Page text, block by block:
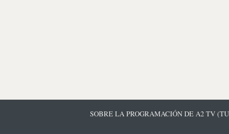
SOBRE LA PROGRAMACIÓN DE A2 TV